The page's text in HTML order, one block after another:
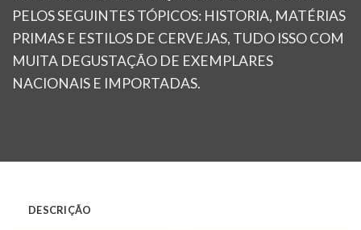
PELOS SEGUINTES TÓPICOS: HISTORIA, MATÉRIAS
PRIMAS E ESTILOS DE CERVEJAS, TUDO ISSO COM
MUITA DEGUSTAÇÃO DE EXEMPLARES
NACIONAIS E IMPORTADAS.
DESCRIÇÃO